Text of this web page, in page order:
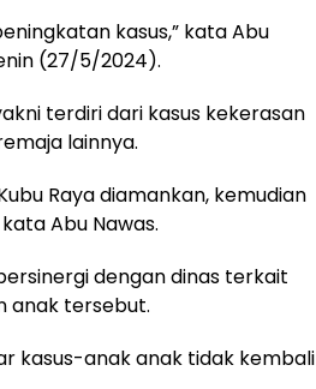
kasus,” kata Abu
(27/5/2024).
terdiri dari kasus kekerasan
lainnya.
Raya diamankan, kemudian
Abu Nawas.
dengan dinas terkait
anak tersebut.
kasus-anak anak tidak kembali